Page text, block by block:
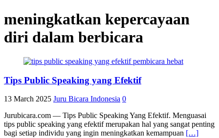
meningkatkan kepercayaan
diri dalam berbicara
Tips Public Speaking yang Efektif
13 March 2025 Juru Bicara Indonesia 0
Jurubicara.com — Tips Public Speaking Yang Efektif. Menguasai
tips public speaking yang efektif merupakan hal yang sangat penting
bagi setiap individu yang ingin meningkatkan kemampuan […]